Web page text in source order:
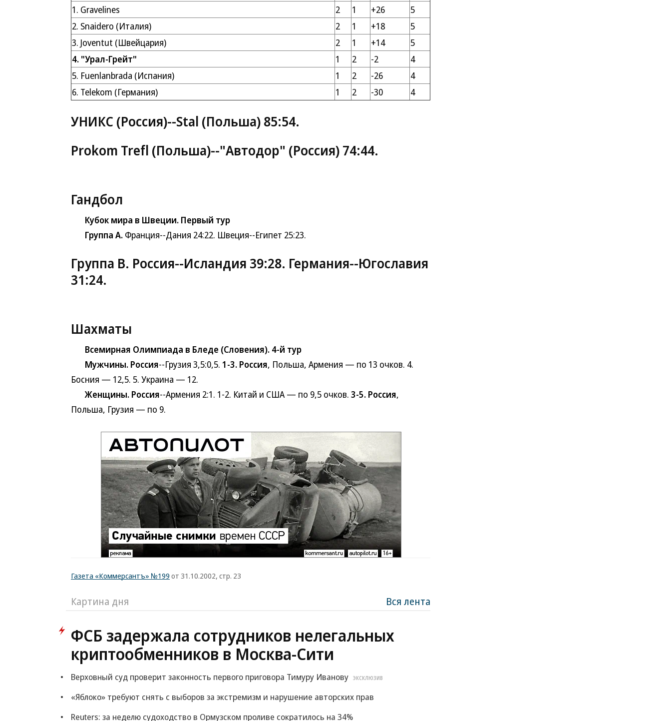
1. Gravelines
2 1 +26
5
2. Snaidero (Италия)
2 1 +18
5
3. Joventut (Швейцария)
2 1 +14
5
4. "Урал-Грейт"
1 2 -2
4
5. Fuenlanbrada (Испания)
1 2 -26
4
6. Telekom (Германия)
1 2 -30 4
УНИКС (Россия)--Stal (Польша) 85:54.
Prokom Trefl (Польша)--"Автодор" (Россия) 74:44.
Гандбол
Кубок мира в Швеции. Первый тур
Группа A. Франция--Дания 24:22. Швеция--Египет 25:23.
Группа B. Россия--Исландия 39:28. Германия--Югославия
31:24.
Шахматы
Всемирная Олимпиада в Бледе (Словения). 4-й тур
Мужчины. Россия--Грузия 3,5:0,5. 1-3. Россия, Польша, Армения — по 13 очков. 4.
Босния — 12,5. 5. Украина — 12.
Женщины. Россия--Армения 2:1. 1-2. Китай и США — по 9,5 очков. 3-5. Россия,
Польша, Грузия — по 9.
Газета «Коммерсантъ» №199 от 31.10.2002, стр. 23
Картина дня Вся лента
ФСБ задержала сотрудников нелегальных
криптообменников в Москва-Сити
Верховный суд проверит законность первого приговора Тимуру Иванову ЭКСКЛЮЗИВ
«Яблоко» требуют снять с выборов за экстремизм и нарушение авторских прав
Reuters: за неделю судоходство в Ормузском проливе сократилось на 34%